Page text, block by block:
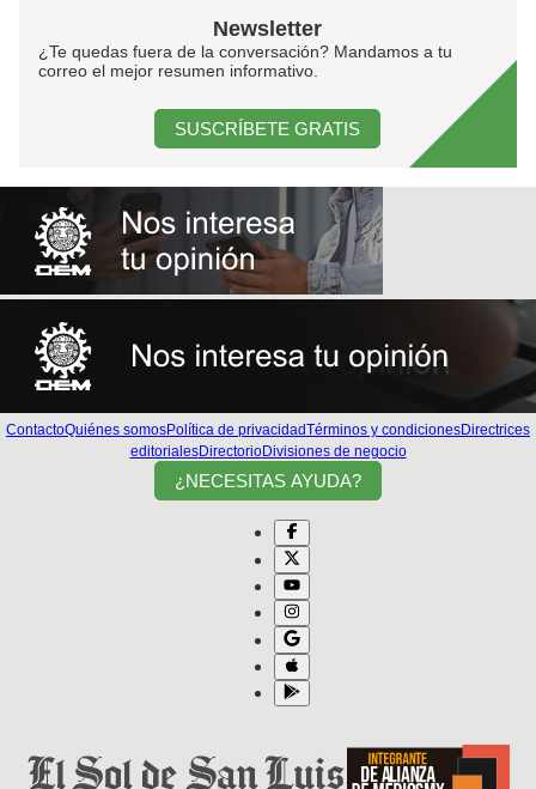
Newsletter
¿Te quedas fuera de la conversación? Mandamos a tu
correo el mejor resumen informativo.
SUSCRÍBETE GRATIS
ContactoQuiénes somosPolítica de privacidadTérminos y condicionesDirectrices
editorialesDirectorioDivisiones de negocio
¿NECESITAS AYUDA?